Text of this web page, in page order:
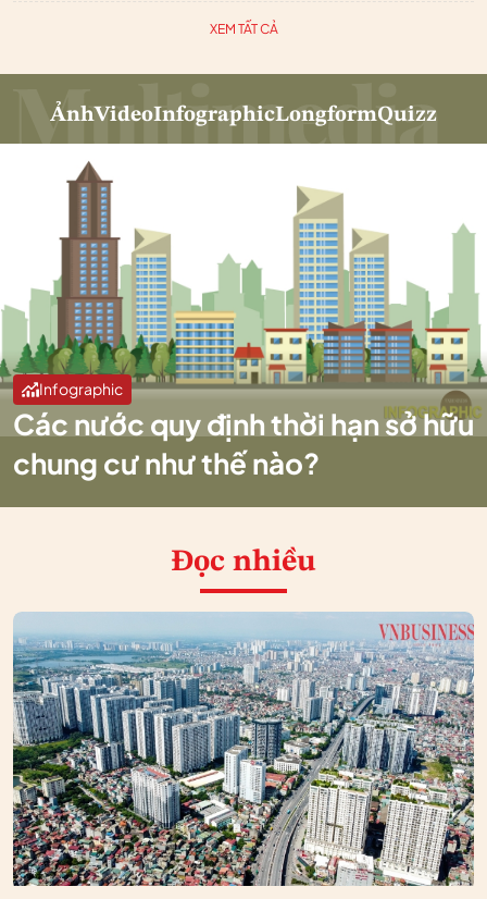
XEM TẤT CẢ
ẢnhVideoInfographicLongformQuizz
Infographic
Các nước quy định thời hạn sở hữu
chung cư như thế nào?
Đọc nhiều